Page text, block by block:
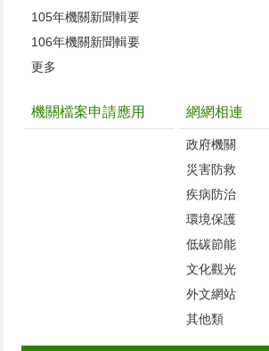
105年機關新聞輯要
106年機關新聞輯要
更多
機關檔案申請應用 網網相連
政府機關
災害防救
疾病防治
環境保護
低碳節能
文化觀光
外文網站
其他類